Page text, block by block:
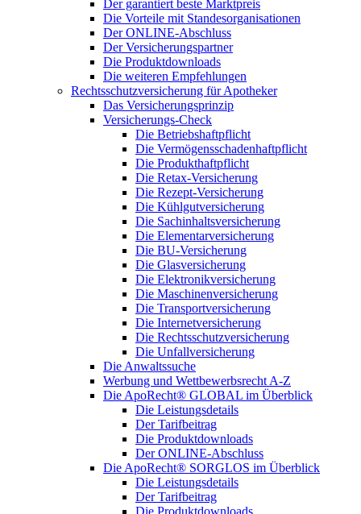
Der garantiert beste Marktpreis
Die Vorteile mit Standesorganisationen
Der ONLINE-Abschluss
Der Versicherungspartner
Die Produktdownloads
Die weiteren Empfehlungen
Rechtsschutzversicherung für Apotheker
Das Versicherungsprinzip
Versicherungs-Check
Die Betriebshaftpflicht
Die Vermögensschadenhaftpflicht
Die Produkthaftpflicht
Die Retax-Versicherung
Die Rezept-Versicherung
Die Kühlgutversicherung
Die Sachinhaltsversicherung
Die Elementarversicherung
Die BU-Versicherung
Die Glasversicherung
Die Elektronikversicherung
Die Maschinenversicherung
Die Transportversicherung
Die Internetversicherung
Die Rechtsschutzversicherung
Die Unfallversicherung
Die Anwaltssuche
Werbung und Wettbewerbsrecht A-Z
Die ApoRecht® GLOBAL im Überblick
Die Leistungsdetails
Der Tarifbeitrag
Die Produktdownloads
Der ONLINE-Abschluss
Die ApoRecht® SORGLOS im Überblick
Die Leistungsdetails
Der Tarifbeitrag
Die Produktdownloads